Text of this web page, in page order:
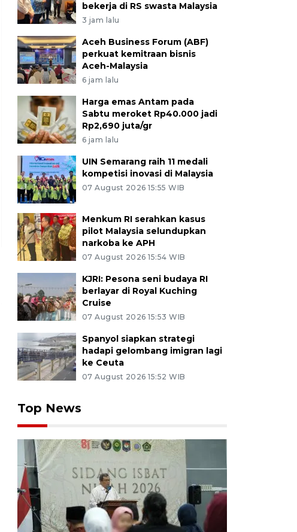
bekerja di RS swasta Malaysia
3 jam lalu
Aceh Business Forum (ABF)
perkuat kemitraan bisnis
Aceh-Malaysia
6 jam lalu
Harga emas Antam pada
Sabtu meroket Rp40.000 jadi
Rp2,690 juta/gr
6 jam lalu
UIN Semarang raih 11 medali
kompetisi inovasi di Malaysia
07 August 2026 15:55 WIB
Menkum RI serahkan kasus
pilot Malaysia selundupkan
narkoba ke APH
07 August 2026 15:54 WIB
KJRI: Pesona seni budaya RI
berlayar di Royal Kuching
Cruise
07 August 2026 15:53 WIB
Spanyol siapkan strategi
hadapi gelombang imigran lagi
ke Ceuta
07 August 2026 15:52 WIB
Top News